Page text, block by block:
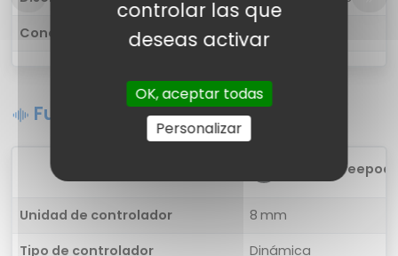
Conectividad
Inalámbrica
Funciones de sonido
Oraimo
Unidad de controlador
8 mm
Tipo de controlador
Dinámica
controlar las que
deseas activar
OK, aceptar todas
Personalizar